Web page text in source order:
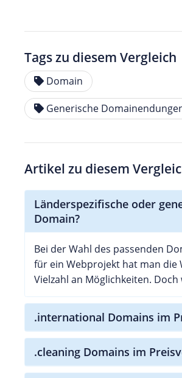
Tags zu diesem Vergleich
Domain
Generische
Artikel zu diesem
Länderspezifische oder
Domain?
Bei der Wahl des passenden
für ein Webprojekt hat man die
Vielzahl an Möglichkeiten. Doch
.international Domains im
.cleaning Domains im